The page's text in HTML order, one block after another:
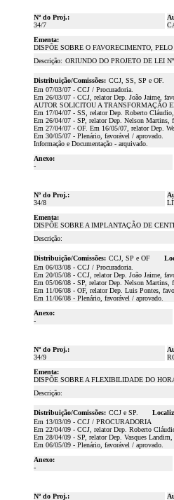
Nº do Proj.:
34/7
Ementa:
DISPÕE SOBRE O FAVORECIMENTO,
Descrição: ORIUNDO DO PROJETO DE LEI Nº
Distribuição/Comissões: CCJ, SS, SP e OF.
Em 07/03/07 - CCJ / Procuradoria.
Em 26/03/07 - CCJ, relator Dep. João Jaime,
AUTOR SOLICITOU A TRANSFORMAÇÃO
Em 17/04/07 - SS, relator Dep. Roberto Cláudio,
Em 26/04/07 - SP, relator Dep. Nelson Martins,
Em 27/04/07 - OF. Em 16/05/07, relator Dep.
Em 30/05/07 - Plenário, favorável / aprovado.
Informação e Documentação - arquivado.
Anexo:
-
Nº do Proj.:
34/8
Ementa:
DISPÕE SOBRE A IMPLANTAÇÃO DE
Descrição:
Distribuição/Comissões: CCJ, SP e OF
Em 06/03/08 - CCJ / Procuradoria.
Em 20/05/08 - CCJ, relator Dep. João Jaime,
Em 05/06/08 - SP, relator Dep. Nelson Martins,
Em 11/06/08 - OF, relator Dep. Luis Pontes,
Em 11/06/08 - Plenário, favorável / aprovado.
Anexo:
-
Nº do Proj.:
34/9
Ementa:
DISPÕE SOBRE A FLEXIBILIDADE DO
Descrição:
Distribuição/Comissões: CCJ e SP.
Em 13/03/09 - CCJ / PROCURADORIA
Em 22/04/09 - CCJ, relator Dep. Roberto
Em 28/04/09 - SP, relator Dep. Vasques Landim,
Em 06/05/09 - Plenário, favorável / aprovado.
Anexo:
-
Nº do Proj.: